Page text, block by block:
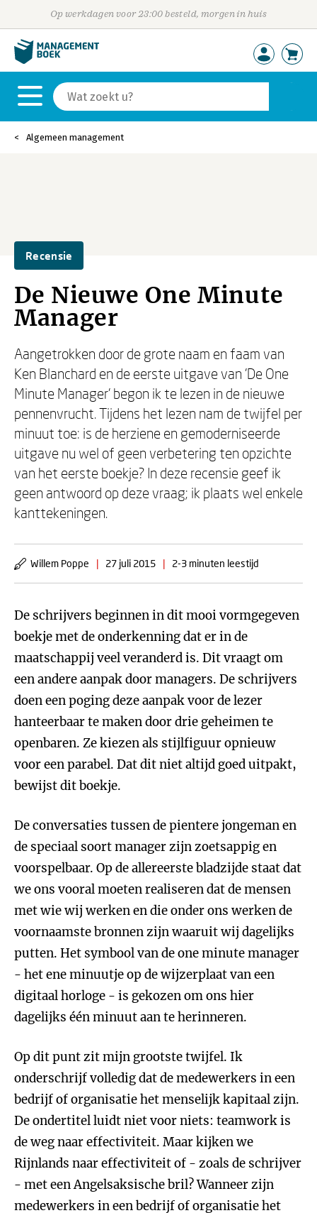
Op werkdagen voor 23:00 besteld, morgen in huis
Algemeen management
Recensie
De Nieuwe One Minute
Manager
Aangetrokken door de grote naam en faam van
Ken Blanchard en de eerste uitgave van 'De One
Minute Manager' begon ik te lezen in de nieuwe
pennenvrucht. Tijdens het lezen nam de twijfel per
minuut toe: is de herziene en gemoderniseerde
uitgave nu wel of geen verbetering ten opzichte
van het eerste boekje? In deze recensie geef ik
geen antwoord op deze vraag; ik plaats wel enkele
kanttekeningen.
Willem Poppe | 27 juli 2015 | 2-3 minuten leestijd
De schrijvers beginnen in dit mooi vormgegeven
boekje met de onderkenning dat er in de
maatschappij veel veranderd is. Dit vraagt om
een andere aanpak door managers. De schrijvers
doen een poging deze aanpak voor de lezer
hanteerbaar te maken door drie geheimen te
openbaren. Ze kiezen als stijlfiguur opnieuw
voor een parabel. Dat dit niet altijd goed uitpakt,
bewijst dit boekje.
De conversaties tussen de pientere jongeman en
de speciaal soort manager zijn zoetsappig en
voorspelbaar. Op de allereerste bladzijde staat dat
we ons vooral moeten realiseren dat de mensen
met wie wij werken en die onder ons werken de
voornaamste bronnen zijn waaruit wij dagelijks
putten. Het symbool van de one minute manager
- het ene minuutje op de wijzerplaat van een
digitaal horloge - is gekozen om ons hier
dagelijks één minuut aan te herinneren.
Op dit punt zit mijn grootste twijfel. Ik
onderschrijf volledig dat de medewerkers in een
bedrijf of organisatie het menselijk kapitaal zijn.
De ondertitel luidt niet voor niets: teamwork is
de weg naar effectiviteit. Maar kijken we
Rijnlands naar effectiviteit of - zoals de schrijver
- met een Angelsaksische bril? Wanneer zijn
medewerkers in een bedrijf of organisatie het